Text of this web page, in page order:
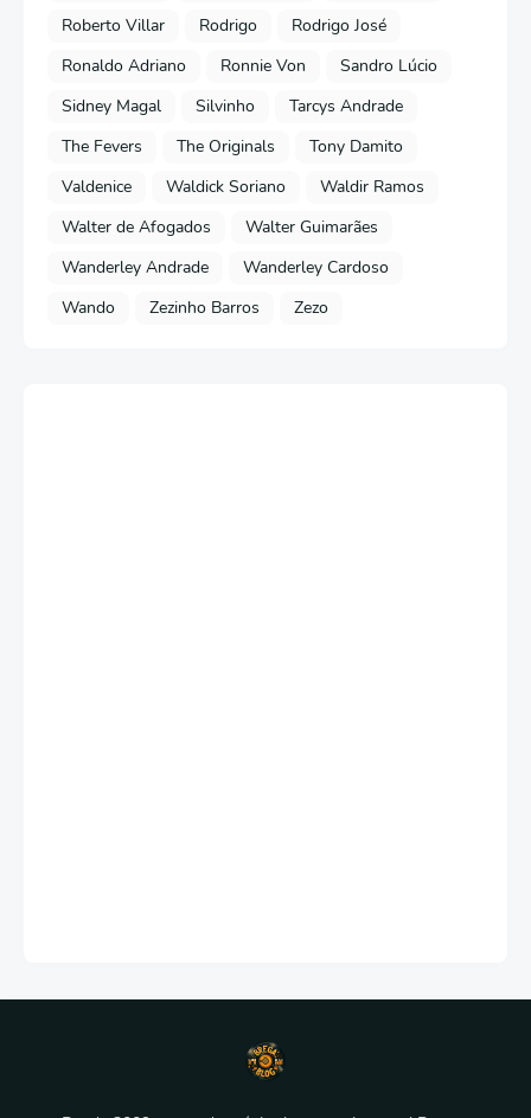
Roberto Villar
Rodrigo
Rodrigo José
Ronaldo Adriano
Ronnie Von
Sandro Lúcio
Sidney Magal
Silvinho
Tarcys Andrade
The Fevers
The Originals
Tony Damito
Valdenice
Waldick Soriano
Waldir Ramos
Walter de Afogados
Walter Guimarães
Wanderley Andrade
Wanderley Cardoso
Wando
Zezinho Barros Zezo